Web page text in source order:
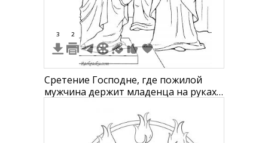
3 2
Сретение Господне, где пожилой
мужчина держит младенца на руках,